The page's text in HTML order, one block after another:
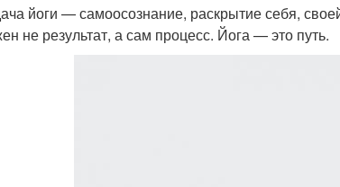
йоги — самоосознание, раскрытие себя,
не результат, а сам процесс. Йога — это путь.